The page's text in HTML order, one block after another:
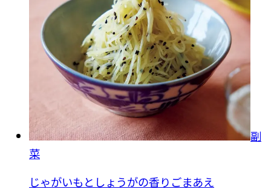
副
菜
じゃがいもとしょうがの香りごまあえ